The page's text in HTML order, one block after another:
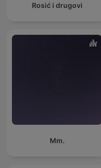
Rosić i drugovi
Mm.